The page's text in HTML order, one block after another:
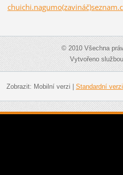
© 2010 Všechna
Vytvořeno
Zobrazit: Mobilní verzi Standardní verzi